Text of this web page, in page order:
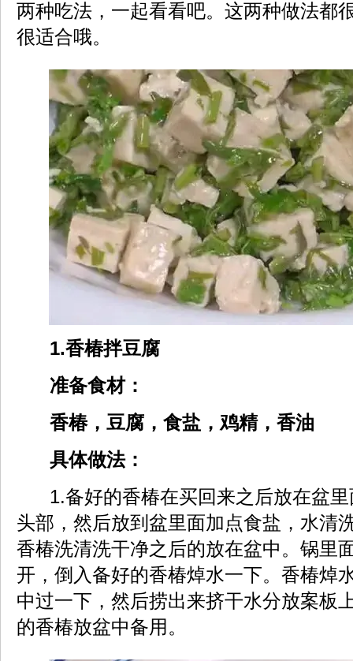
两种吃法，一起看看吧。这两种做法都
很适合哦。
1.香椿拌豆腐
准备食材：
香椿，豆腐，食盐，鸡精，香油
具体做法：
1.备好的香椿在买回来之后放在盆
头部，然后放到盆里面加点食盐，水清
香椿洗清洗干净之后的放在盆中。锅里
开，倒入备好的香椿焯水一下。香椿焯
中过一下，然后捞出来挤干水分放案板
的香椿放盆中备用。